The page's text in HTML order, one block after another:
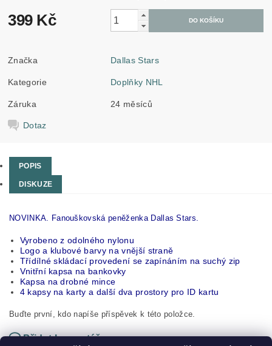
399 Kč
Značka Dallas Stars
Kategorie Doplňky NHL
Záruka 24 měsíců
Dotaz
POPIS
DISKUZE
NOVINKA. Fanouškovská peněženka Dallas Stars.
Vyrobeno z odolného nylonu
Logo a klubové barvy na vnější straně
Třídílné skládací provedení se zapínáním na suchý zip
Vnitřní kapsa na bankovky
Kapsa na drobné mince
4 kapsy na karty a další dva prostory pro ID kartu
Buďte první, kdo napíše příspěvek k této položce.
Přidat komentář